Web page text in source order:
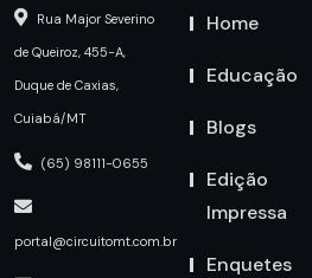
Rua Major Severino
de Queiroz, 455-A,
Duque de Caxias,
Cuiabá/MT
(65) 98111-0655
portal@circuitomt.com.br
Home
Educação
Blogs
Edição
Impressa
Enquetes